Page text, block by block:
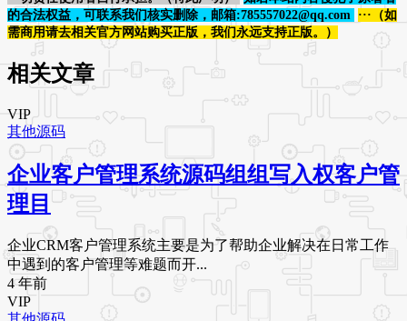
的合法权益，可联系我们核实删除，邮箱:785557022@qq.com
···（如
需商用请去相关官方网站购买正版，我们永远支持正版。）
相关文章
VIP
其他源码
企业客户管理系统源码组组写入权客户管
理目
企业CRM客户管理系统主要是为了帮助企业解决在日常工作
中遇到的客户管理等难题而开...
4 年前
VIP